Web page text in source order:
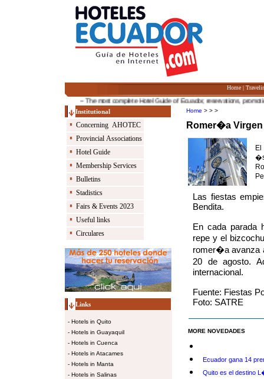
Home |
-- The most complete Hotel Guide of Ecuador, reservations,
Institutional
Concerning AHOTEC
Provincial Associations
Hotel Guide
Membership Services
Bulletins
Stadistics
Fairs & Events 2023
Useful links
Circulares
Links
- Hotels in Quito
- Hotels in Guayaquil
- Hotels in Cuenca
- Hotels in Atacames
- Hotels in Manta
- Hotels in Salinas
Home > > >
Romer�a
Las fiestas
Bendita.
En cada parada
repe y el
romer�a avanza
20 de agosto.
internacional.
Fuente: Fiestas
Foto: SATRE
MORE NOVEDADES
Ecuador gana 14
Quito es el destino